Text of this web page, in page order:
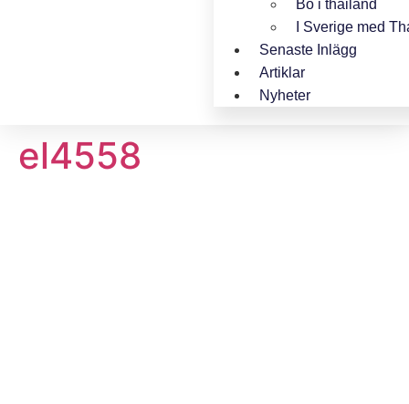
Bo i thailand
I Sverige med
Senaste Inlägg
Artiklar
Nyheter
el4558